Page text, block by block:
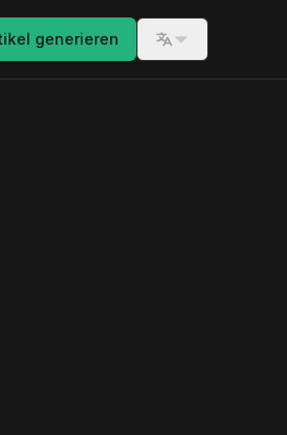
generieren Switch